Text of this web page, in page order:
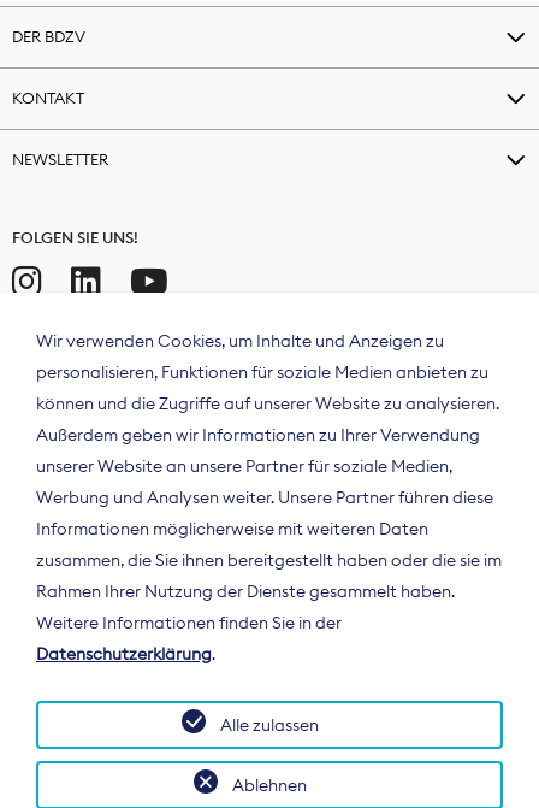
DER BDZV
KONTAKT
NEWSLETTER
FOLGEN SIE UNS!
Der Bundesverband Digitalpublisher und
Zeitungsverleger (BDZV) vertritt als
Spitzenorganisation die Interessen der
Deutschland und auf EU-Ebene.
Wir verwenden Cookies, um Inhalte und Anzeigen zu
personalisieren, Funktionen für soziale Medien anbieten zu
können und die Zugriffe auf unserer Website zu analysieren.
Außerdem geben wir Informationen zu Ihrer Verwendung
unserer Website an unsere Partner für soziale Medien,
Werbung und Analysen weiter. Unsere Partner führen diese
Informationen möglicherweise mit weiteren Daten
zusammen, die Sie ihnen bereitgestellt haben oder die sie im
Rahmen Ihrer Nutzung der Dienste gesammelt haben.
Weitere Informationen finden Sie in der
Datenschutzerklärung.
Ablehnen
Alle zulassen